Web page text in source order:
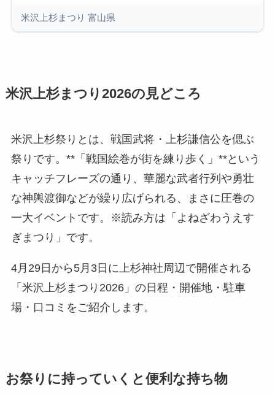
米沢上杉まつり 富山県
米沢上杉まつり2026の見どころ
米沢上杉祭りとは、戦国武将・上杉謙信公を偲ぶ
祭りです。**「戦国絵巻が街を練り歩く」**という
キャッチフレーズの通り、華麗な武者行列や勇壮
な神輿渡御などが繰り広げられる、まさに圧巻の
一大イベントです。※読み方は「よねざわうえす
ぎまつり」です。
4月29日から5月3日に上杉神社周辺で開催される
「米沢上杉まつり2026」の日程・開催地・駐車
場・口コミをご紹介します。
お祭りに持っていくと便利な持ち物